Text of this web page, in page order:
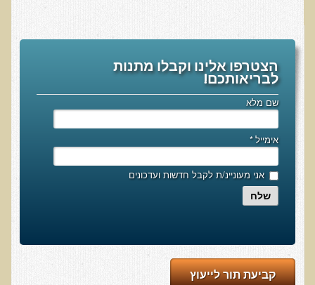
שאלון DASS
שאלון Identi-T Stress Assesment
שאלון נוירוביהוויוראלי
שאלון מערכת התריס
שאלון אלרגיות למזון
שאלון אוטואימוני
שאלון קנדידה
פרוטוקולים רפואיים
בדיקות מעבדה פונקציונאליות
הצטרפו אלינו וקבלו מתנות
לבריאותכם!
שם מלא
אימייל*
אני מעוניינ/ת לקבל חדשות ועדכונים
שלח
קביעת תור לייעוץ